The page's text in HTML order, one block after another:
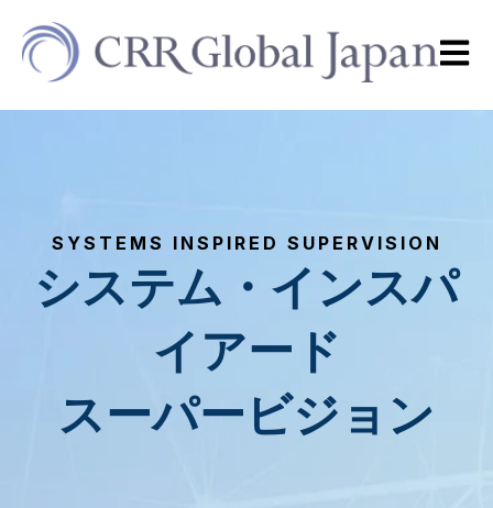
Open
SYSTEMS INSPIRED SUPERVISION
システム・インスパ
イアード
スーパービジョン